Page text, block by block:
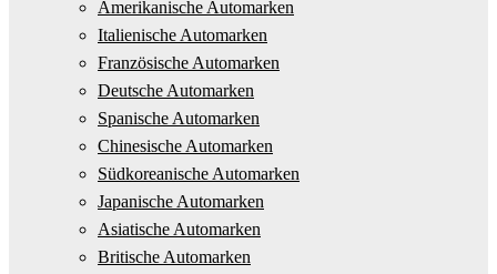
Amerikanische Automarken
Italienische Automarken
Französische Automarken
Deutsche Automarken
Spanische Automarken
Chinesische Automarken
Südkoreanische Automarken
Japanische Automarken
Asiatische Automarken
Britische Automarken